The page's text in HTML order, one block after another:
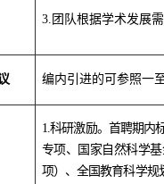
3.团队根据学术发展
编内引进的可参照一
1.科研激励。首聘期内
专项、国家自然科学
项）、全国教育科学规